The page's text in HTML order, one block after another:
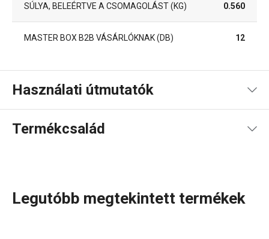
SÚLYA, BELEÉRTVE A CSOMAGOLÁST (KG) 0.560
MASTER BOX B2B VÁSÁRLÓKNAK (DB) 12
Használati útmutatók
Használati útmutató és biztonsági információk
Termékcsalád
Legutóbb megtekintett termékek